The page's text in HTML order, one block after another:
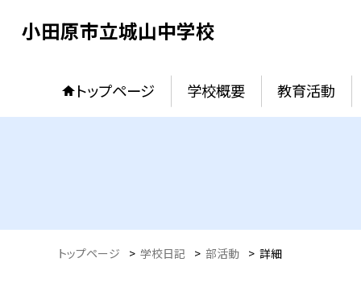
小田原市立城山中学校
トップページ 学校概要 教育活動
トップページ > 学校日記 > 部活動 > 詳細